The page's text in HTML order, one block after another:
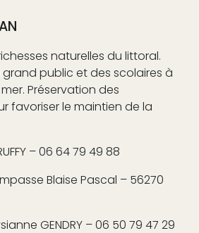
naturelles du littoral.
grand public et des scolaires à
Préservation des
favoriser le maintien de la
– 06 64 79 49 88
Blaise Pascal – 56270
GENDRY – 06 50 79 47 29